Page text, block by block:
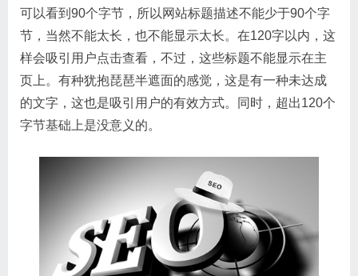
可以看到90个字节，所以网站标题描述不能少于90个字
节，当然不能太长，也不能显示太长。在120字以内，这
样会吸引用户点击查看，不过，这些标题不能显示在主
页上。有种犹抱琵琶半遮面的感觉，这是有一种未达成
的文字，这也是吸引用户的有效方式。同时，超出120个
字节基础上是没意义的。